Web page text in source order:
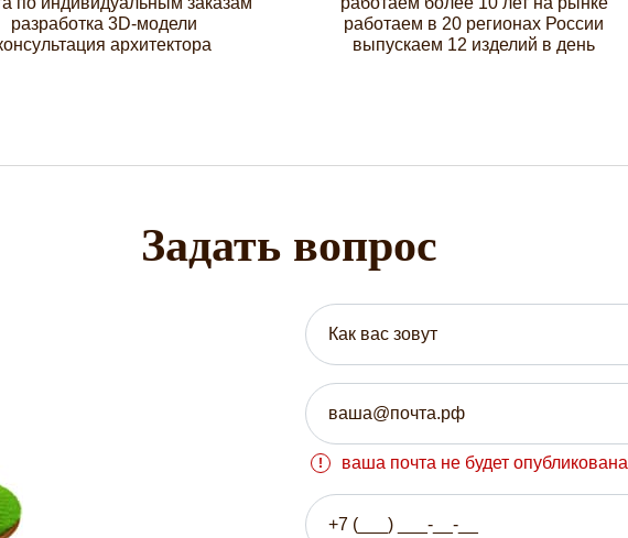
разработка 3D-модели
архитектора
работаем в 20 регионах России
выпускаем 12 изделий в день
Задать вопрос
ваша почта не будет опубликована